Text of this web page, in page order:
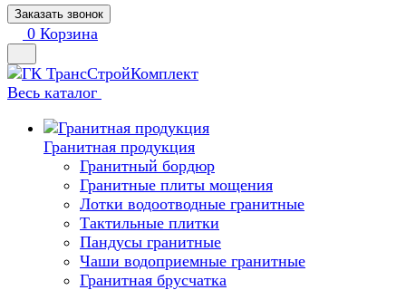
Заказать звонок
0 Корзина
Весь каталог
Гранитная продукция
Гранитный бордюр
Гранитные плиты мощения
Лотки водоотводные гранитные
Тактильные плитки
Пандусы гранитные
Чаши водоприемные гранитные
Гранитная брусчатка